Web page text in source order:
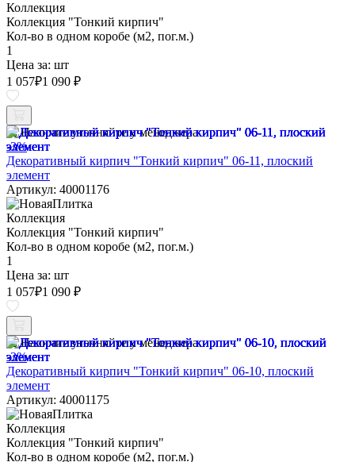
Коллекция
Коллекция "Тонкий кирпич"
Кол-во в одном коробе (м2, пог.м.)
1
Цена за: шт
1 057₽1 090 ₽
Наличие уточняйте у менеджера
-3%
Декоративный кирпич "Тонкий кирпич" 06-11, плоский
элемент
Артикул: 40001176
Коллекция
Коллекция "Тонкий кирпич"
Кол-во в одном коробе (м2, пог.м.)
1
Цена за: шт
1 057₽1 090 ₽
Наличие уточняйте у менеджера
-3%
Декоративный кирпич "Тонкий кирпич" 06-10, плоский
элемент
Артикул: 40001175
Коллекция
Коллекция "Тонкий кирпич"
Кол-во в одном коробе (м2, пог.м.)